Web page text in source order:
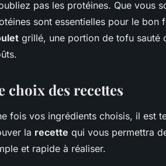
pas les protéines. Que vous
sont essentielles pour le bon
grillé, une portion de tofu
choix des recettes
fois vos ingrédients choisis, il est
la recette qui vous permettra
et rapide à réaliser.